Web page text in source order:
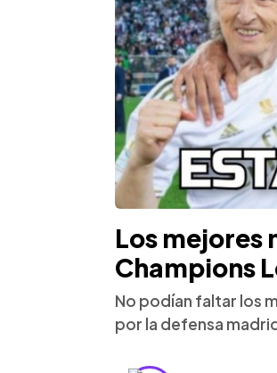
Los mejores
Champions
No podían faltar los
por la defensa